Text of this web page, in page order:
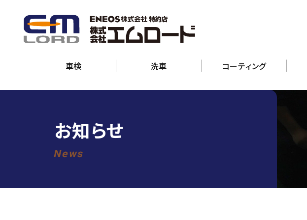
車検 洗車 コーティング
お知らせ
News